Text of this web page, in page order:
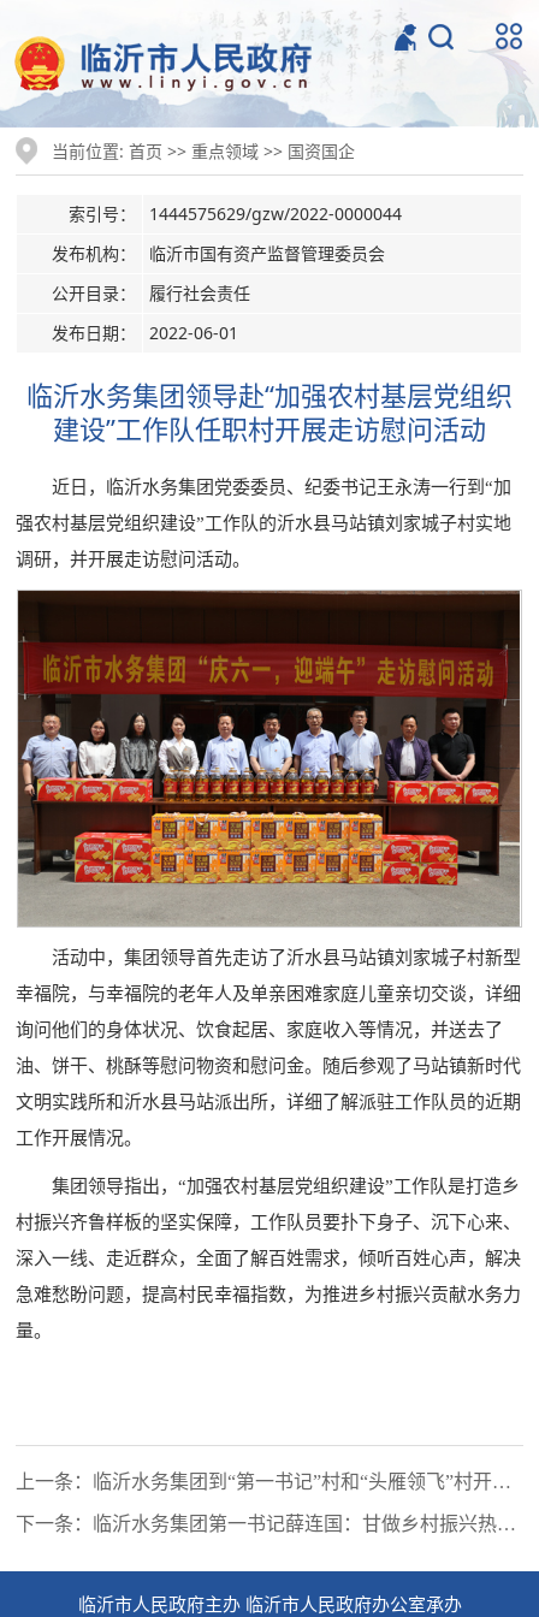
当前位置:首页 >>重点领域 >> 国资国企
索引号：
1444575629/gzw/2022-0000044
发布机构：
临沂市国有资产监督管理委员会
公开目录：
履行社会责任
发布日期：
2022-06-01
临沂水务集团领导赴“加强农村基层党组织
建设”工作队任职村开展走访慰问活动
近日，临沂水务集团党委委员、纪委书记王永涛一行到“加
强农村基层党组织建设”工作队的沂水县马站镇刘家城子村实地
调研，并开展走访慰问活动。
活动中，集团领导首先走访了沂水县马站镇刘家城子村新型
幸福院，与幸福院的老年人及单亲困难家庭儿童亲切交谈，详细
询问他们的身体状况、饮食起居、家庭收入等情况，并送去了
油、饼干、桃酥等慰问物资和慰问金。随后参观了马站镇新时代
文明实践所和沂水县马站派出所，详细了解派驻工作队员的近期
工作开展情况。
集团领导指出，“加强农村基层党组织建设”工作队是打造乡
村振兴齐鲁样板的坚实保障，工作队员要扑下身子、沉下心来、
深入一线、走近群众，全面了解百姓需求，倾听百姓心声，解决
急难愁盼问题，提高村民幸福指数，为推进乡村振兴贡献水务力
量。
上一条：临沂水务集团到“第一书记”村和“头雁领飞”村开展
下一条：临沂水务集团第一书记薛连国：甘做乡村振兴热土
临沂市人民政府主办 临沂市人民政府办公室承办